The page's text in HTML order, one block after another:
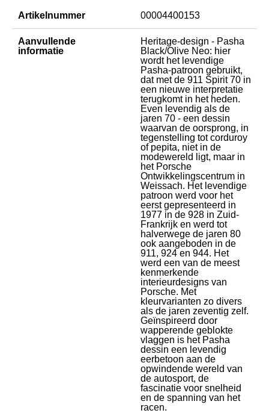
Artikelnummer 00004400153
Aanvullende
informatie
Heritage-design - Pasha
Black/Olive Neo: hier
wordt het levendige
Pasha-patroon gebruikt,
dat met de 911 Spirit 70 in
een nieuwe interpretatie
terugkomt in het heden.
Even levendig als de
jaren 70 - een dessin
waarvan de oorsprong, in
tegenstelling tot corduroy
of pepita, niet in de
modewereld ligt, maar in
het Porsche
Ontwikkelingscentrum in
Weissach. Het levendige
patroon werd voor het
eerst gepresenteerd in
1977 in de 928 in Zuid-
Frankrijk en werd tot
halverwege de jaren 80
ook aangeboden in de
911, 924 en 944. Het
werd een van de meest
kenmerkende
interieurdesigns van
Porsche. Met
kleurvarianten zo divers
als de jaren zeventig zelf.
Geïnspireerd door
wapperende geblokte
vlaggen is het Pasha
dessin een levendig
eerbetoon aan de
opwindende wereld van
de autosport, de
fascinatie voor snelheid
en de spanning van het
racen.